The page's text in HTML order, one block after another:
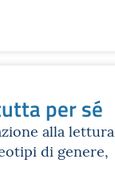
per sé
alla lettura
di genere,